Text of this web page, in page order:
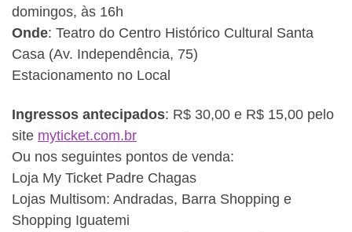
domingos, às 16h
Onde: Teatro do Centro Histórico Cultural Santa
Casa (Av. Independência, 75)
Estacionamento no Local
Ingressos antecipados: R$ 30,00 e R$ 15,00 pelo
site myticket.com.br
Ou nos seguintes pontos de venda:
Loja My Ticket Padre Chagas
Lojas Multisom: Andradas, Barra Shopping e
Shopping Iguatemi